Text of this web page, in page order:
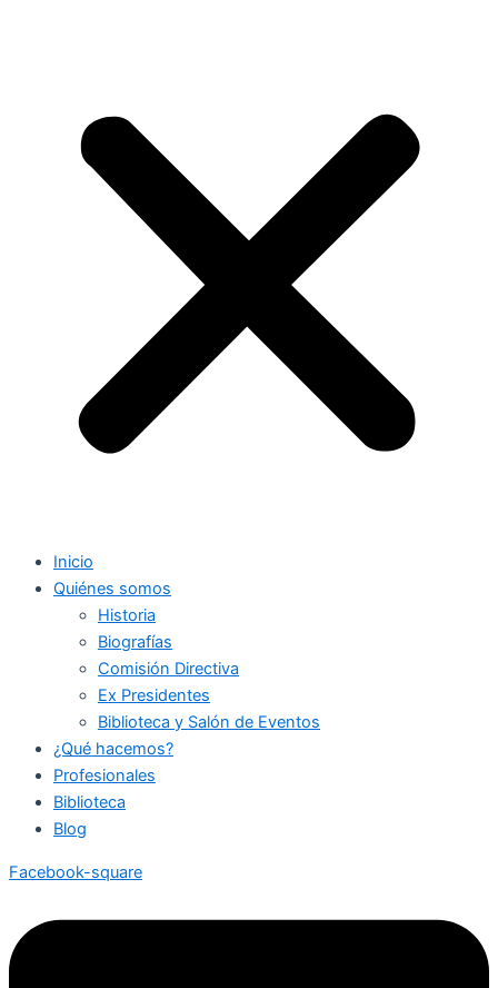
Inicio
Quiénes somos
Historia
Biografías
Comisión Directiva
Ex Presidentes
Biblioteca y Salón de Eventos
¿Qué hacemos?
Profesionales
Biblioteca
Blog
Facebook-square